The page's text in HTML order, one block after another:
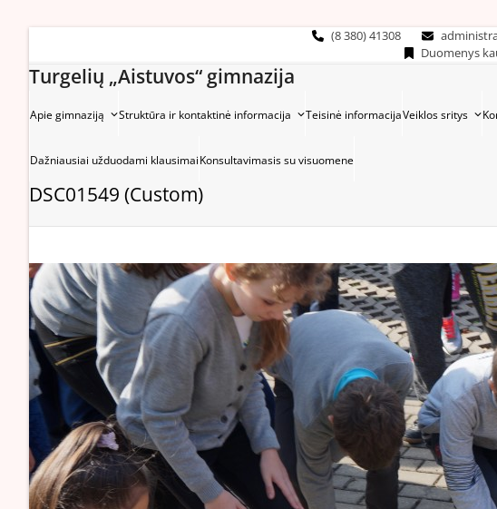
(8 380) 41308
Duomenys
Turgelių „Aistuvos“ gimnazija
Apie gimnaziją Struktūra ir kontaktinė informacija Teisinė informacijaVeiklos sritys
Dažniausiai užduodami klausimaiKonsultavimasis su visuomene
DSC01549 (Custom)